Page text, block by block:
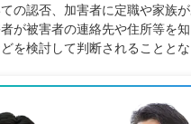
の認否、加害者に定職や家族
が被害者の連絡先や住所等を
を検討して判断されることとな